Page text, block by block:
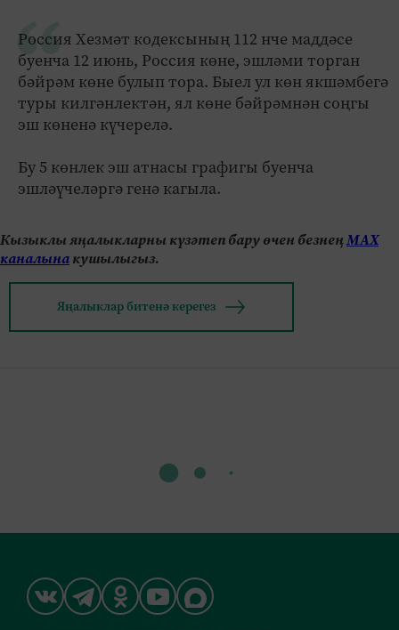
Россия Хезмәт кодексының 112 нче маддәсе
буенча 12 июнь, Россия көне, эшләми торган
бәйрәм көне булып тора. Быел ул көн якшәмбегә
туры килгәнлектән, ял көне бәйрәмнән соңгы
эш көненә күчерелә.
Бу 5 көнлек эш атнасы графигы буенча
эшләүчеләргә генә кагыла.
Кызыклы яңалыкларны күзәтеп бару өчен безнеңМАХ
каналынакушылыгыз.
Яңалыклар битенә керегез